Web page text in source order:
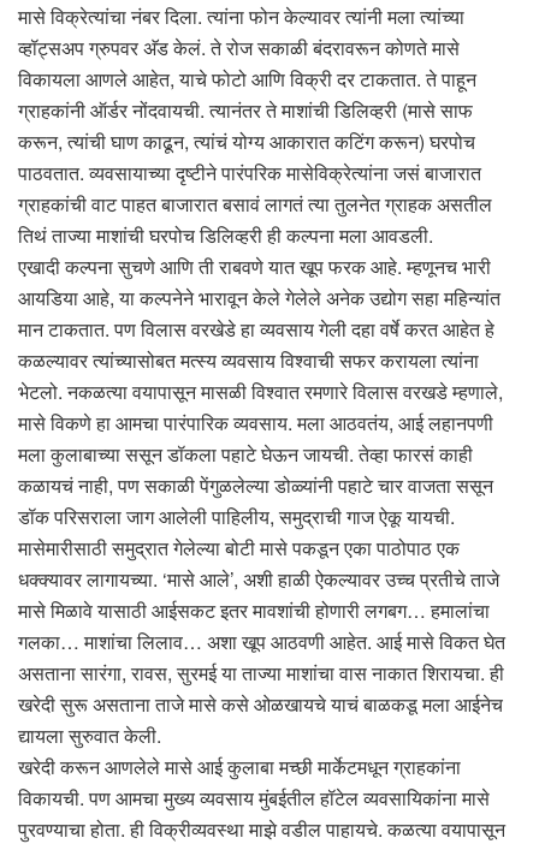
मासे विक्रेत्यांचा नंबर दिला. त्यांना फोन केल्यावर त्यांनी मला त्यांच्या
व्हॉट्सअप ग्रुपवर अ‍ॅड केलं. ते रोज सकाळी बंदरावरून कोणते मासे
विकायला आणले आहेत, याचे फोटो आणि विक्री दर टाकतात. ते पाहून
ग्राहकांनी ऑर्डर नोंदवायची. त्यानंतर ते माशांची डिलिव्हरी (मासे साफ
करून, त्यांची घाण काढून, त्यांचं योग्य आकारात कटिंग करून) घरपोच
पाठवतात. व्यवसायाच्या दृष्टीने पारंपरिक मासेविक्रेत्यांना जसं बाजारात
ग्राहकांची वाट पाहत बाजारात बसावं लागतं त्या तुलनेत ग्राहक असतील
तिथं ताज्या माशांची घरपोच डिलिव्हरी ही कल्पना मला आवडली.
एखादी कल्पना सुचणे आणि ती राबवणे यात खूप फरक आहे. म्हणूनच भारी
आयडिया आहे, या कल्पनेने भारावून केले गेलेले अनेक उद्योग सहा महिन्यांत
मान टाकतात. पण विलास वरखेडे हा व्यवसाय गेली दहा वर्षे करत आहेत हे
कळल्यावर त्यांच्यासोबत मत्स्य व्यवसाय विश्वाची सफर करायला त्यांना
भेटलो. नकळत्या वयापासून मासळी विश्वात रमणारे विलास वरखडे म्हणाले,
मासे विकणे हा आमचा पारंपारिक व्यवसाय. मला आठवतंय, आई लहानपणी
मला कुलाबाच्या ससून डॉकला पहाटे घेऊन जायची. तेव्हा फारसं काही
कळायचं नाही, पण सकाळी पेंगुळलेल्या डोळ्यांनी पहाटे चार वाजता ससून
डॉक परिसराला जाग आलेली पाहिलीय, समुद्राची गाज ऐकू यायची.
मासेमारीसाठी समुद्रात गेलेल्या बोटी मासे पकडून एका पाठोपाठ एक
धक्क्यावर लागायच्या. ‘मासे आले’, अशी हाळी ऐकल्यावर उच्च प्रतीचे ताजे
मासे मिळावे यासाठी आईसकट इतर मावशांची होणारी लगबग… हमालांचा
गलका… माशांचा लिलाव… अशा खूप आठवणी आहेत. आई मासे विकत घेत
असताना सारंगा, रावस, सुरमई या ताज्या माशांचा वास नाकात शिरायचा. ही
खरेदी सुरू असताना ताजे मासे कसे ओळखायचे याचं बाळकडू मला आईनेच
द्यायला सुरुवात केली.
खरेदी करून आणलेले मासे आई कुलाबा मच्छी मार्केटमधून ग्राहकांना
विकायची. पण आमचा मुख्य व्यवसाय मुंबईतील हॉटेल व्यवसायिकांना मासे
पुरवण्याचा होता. ही विक्रीव्यवस्था माझे वडील पाहायचे. कळत्या वयापासून